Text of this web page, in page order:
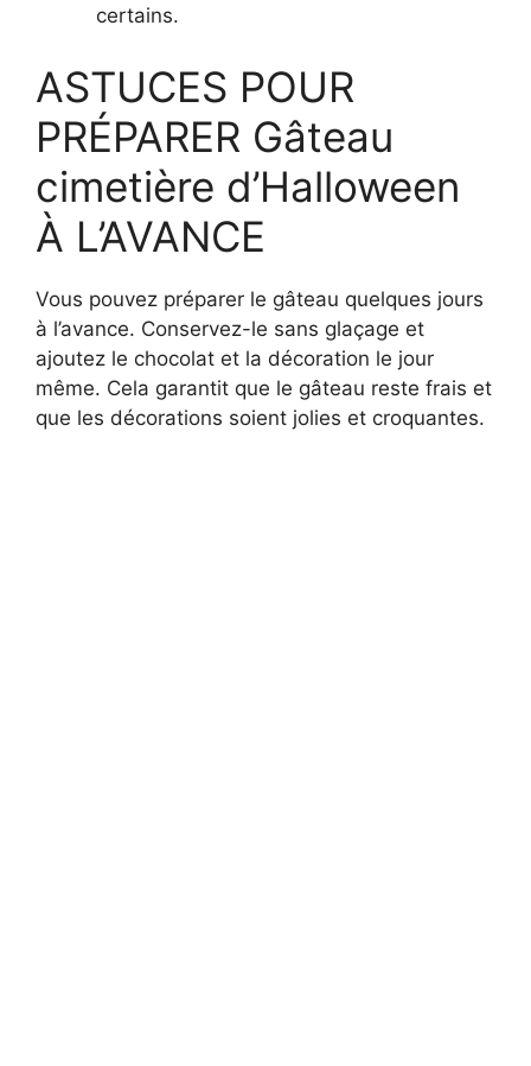
certains.
ASTUCES POUR
PRÉPARER Gâteau
cimetière d’Halloween
À L’AVANCE
Vous pouvez préparer le gâteau quelques jours
à l’avance. Conservez-le sans glaçage et
ajoutez le chocolat et la décoration le jour
même. Cela garantit que le gâteau reste frais et
que les décorations soient jolies et croquantes.